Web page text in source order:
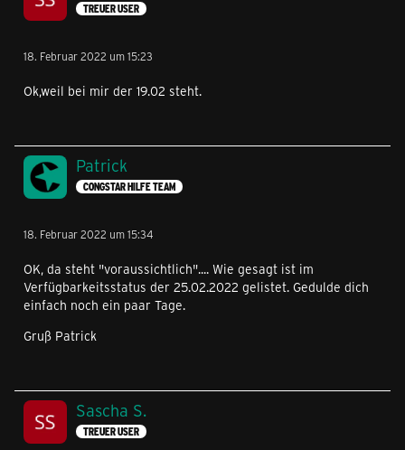
TREUER USER
18. Februar 2022 um 15:23
Ok,weil bei mir der 19.02 steht.
Patrick
CONGSTAR HILFE TEAM
18. Februar 2022 um 15:34
OK, da steht "voraussichtlich".... Wie gesagt ist im
Verfügbarkeitsstatus der 25.02.2022 gelistet. Gedulde dich
einfach noch ein paar Tage.
Gruß Patrick
Sascha S.
TREUER USER